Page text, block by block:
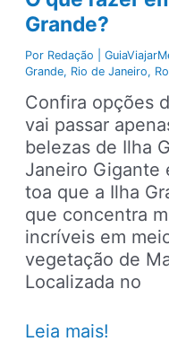
Grande?
Por Redação |
Grande, Rio de Janeiro,
Confira opções
vai passar
belezas de Ilha
Janeiro Gigante
toa que a Ilha
que concentra
incríveis em
vegetação de
Localizada no
O
Leia mais!